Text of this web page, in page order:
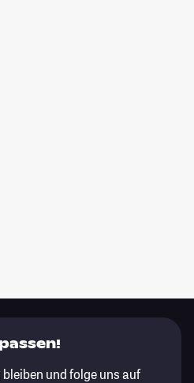
und folge uns auf